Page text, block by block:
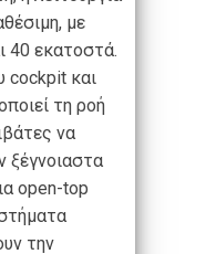
με
40 εκατοστά.
cockpit και
τη ροή
να
ξέγνοιαστα
open-top
την